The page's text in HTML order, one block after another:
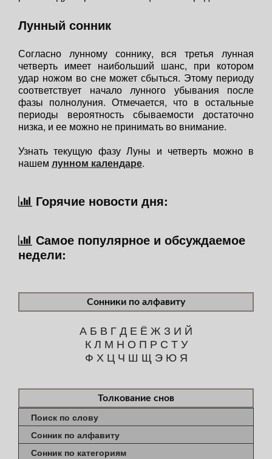
Лунный сонник
Согласно лунному соннику, вся третья лунная
четверть имеет наибольший шанс, при котором
удар ножом во сне может сбыться. Этому периоду
соответствует начало лунного убывания после
фазы полнолуния. Отмечается, что в остальные
периоды вероятность сбываемости достаточно
низка, и ее можно не принимать во внимание.
Узнать текущую фазу Луны и четверть можно в
нашем лунном календаре.
Горячие новости дня:
Самое популярное и обсуждаемое
недели:
Сонники по алфавиту
А Б В ГД Е Ё Ж З И Й
К Л М Н О П Р С Т У
Ф Х Ц Ч Ш Щ Э Ю Я
Толкование снов
Поиск по слову
Сонник по алфавиту
Сонник по категориям